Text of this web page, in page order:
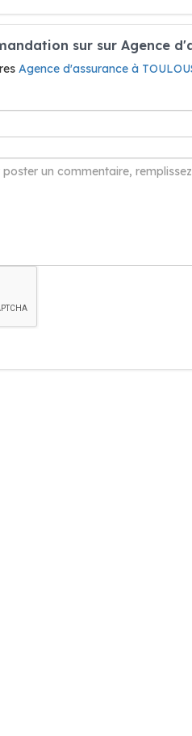
sur sur Agence
Agence d'assurance à